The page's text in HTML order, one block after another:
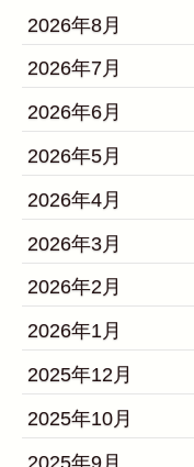
2026年8月
2026年7月
2026年6月
2026年5月
2026年4月
2026年3月
2026年2月
2026年1月
2025年12月
2025年10月
2025年9月